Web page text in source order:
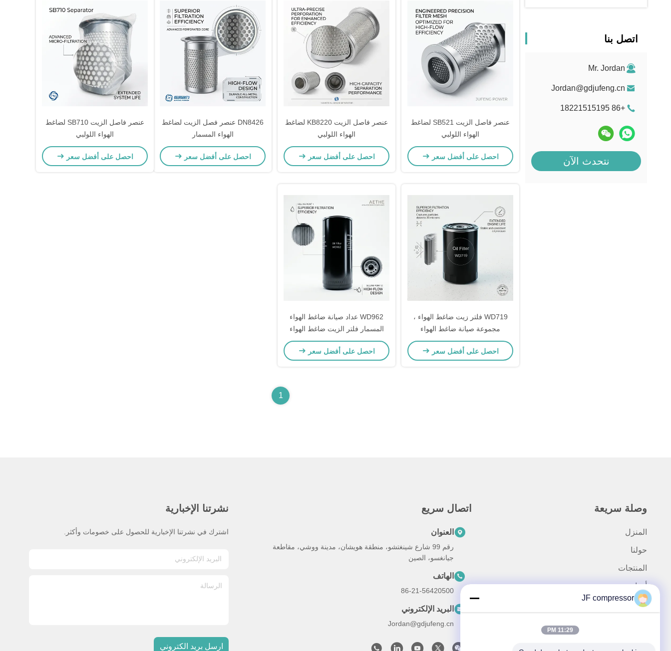
اتصل بنا
Mr. Jordan
Jordan@gdjufeng.cn
+86 18221515195
نتحدث الآن
عنصر فاصل الزيت SB521 لضاغط
الهواء اللولبي
احصل على أفضل سعر
عنصر فاصل الزيت KB8220 لضاغط
الهواء اللولبي
احصل على أفضل سعر
DN8426 عنصر فصل الزيت لضاغط
الهواء المسمار
احصل على أفضل سعر
عنصر فاصل الزيت SB710 لضاغط
الهواء اللولبي
احصل على أفضل سعر
WD719 فلتر زيت ضاغط الهواء ،
مجموعة صيانة ضاغط الهواء
احصل على أفضل سعر
WD962 عداد صيانة ضاغط الهواء
المسمار فلتر الزيت ضاغط الهواء
احصل على أفضل سعر
1
وصلة سريعة
المنزل
حولنا
المنتجات
أخبار
القضايا
اتصال سريع
العنوان
رقم 99 شارع شينغتشو، منطقة هويشان، مدينة ووشي، مقاطعة
جيانغسو، الصين
الهاتف
86-21-56420500
البريد الإلكتروني
Jordan@gdjufeng.cn
نشرتنا الإخبارية
اشترك في نشرتنا الإخبارية للحصول على خصومات وأكثر.
ارسل بريد الكتروني
JF compressor
11:29 PM